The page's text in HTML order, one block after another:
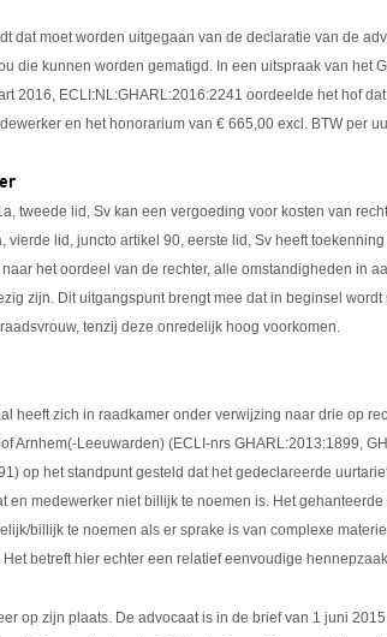
dat moet worden uitgegaan van de declaratie van de
die kunnen worden gematigd. In een uitspraak van het
2016, ECLI:NL:GHARL:2016:2241 oordeelde het hof
en het honorarium van € 665,00 excl. BTW per
tweede lid, Sv kan een vergoeding voor kosten van
vierde lid, juncto artikel 90, eerste lid, Sv heeft
het oordeel van de rechter, alle omstandigheden in
zijn. Dit uitgangspunt brengt mee dat in beginsel
tenzij deze onredelijk hoog voorkomen.
heeft zich in raadkamer onder verwijzing naar drie op
Arnhem(-Leeuwarden) (ECLI-nrs GHARL:2013:1899,
op het standpunt gesteld dat het gedeclareerde
en medewerker niet billijk te noemen is. Het
billijk te noemen als er sprake is van complexe
betreft hier echter een relatief eenvoudige
op zijn plaats. De advocaat is in de brief van 1 juni